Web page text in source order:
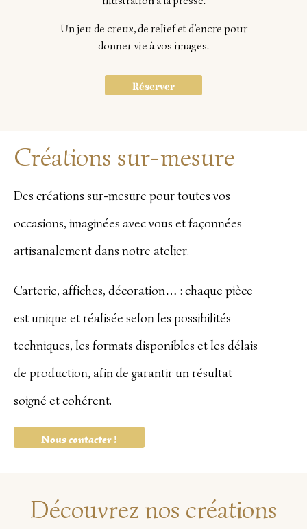
Un jeu de creux, de relief et d’encre pour
donner vie à vos images.
Réserver
Créations sur-mesure
Des créations sur-mesure pour toutes vos
occasions, imaginées avec vous et façonnées
artisanalement dans notre atelier.
Carterie, affiches, décoration… : chaque pièce
est unique et réalisée selon les possibilités
techniques, les formats disponibles et les délais
de production, afin de garantir un résultat
soigné et cohérent.
Nous contacter !
Découvrez nos créations